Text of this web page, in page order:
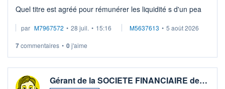
Quel titre est agréé pour rémunérer les liquidité s d'un pea
par M7967572 • 28 juil. • 15:16 M5637613 • 5 août 2026
7commentaires • 0j'aime
Gérant de la SOCIETE FINANCIAIRE de…